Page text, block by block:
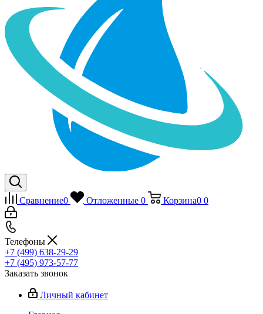
Сравнение0 Отложенные 0 Корзина0 0
Телефоны
+7 (499) 638-29-29
+7 (495) 973-57-77
Заказать звонок
Личный кабинет